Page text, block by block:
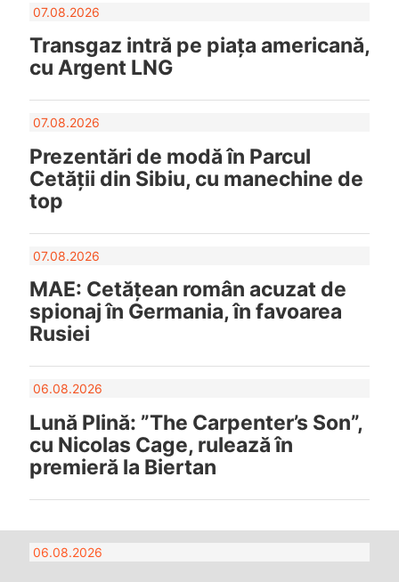
07.08.2026
Transgaz intră pe piața americană,
cu Argent LNG
07.08.2026
Prezentări de modă în Parcul
Cetății din Sibiu, cu manechine de
top
07.08.2026
MAE: Cetățean român acuzat de
spionaj în Germania, în favoarea
Rusiei
06.08.2026
Lună Plină: ”The Carpenter’s Son”,
cu Nicolas Cage, rulează în
premieră la Biertan
06.08.2026